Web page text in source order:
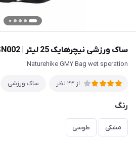
ساک ورزشی نیچرهایک 25 لیتر | NH19SN002
Naturehike GMY Bag wet speration
از 23 نظر ساک ورزشی
رنگ
مشکی طوسی